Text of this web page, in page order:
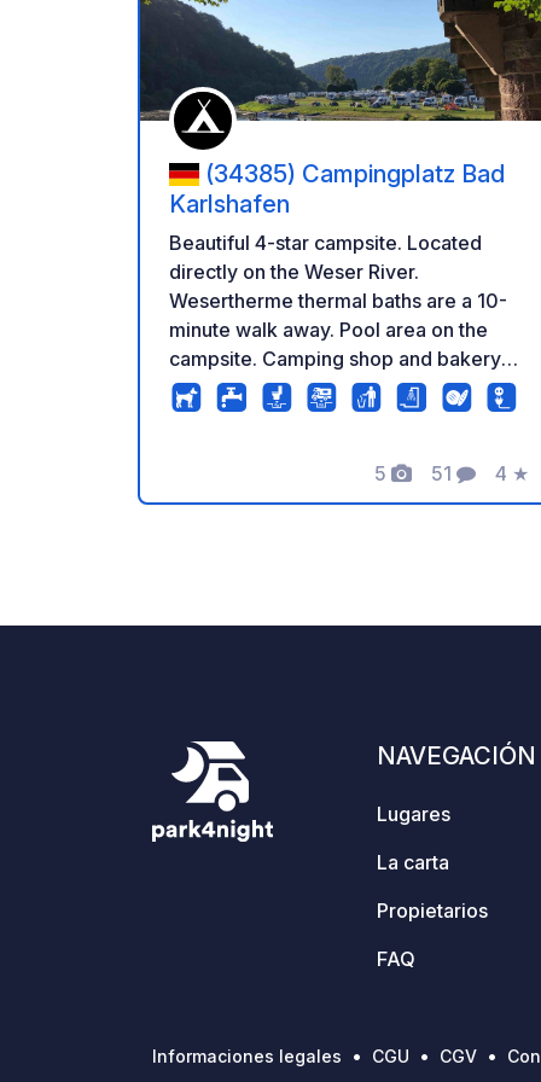
(34385) Campingplatz Bad
Karlshafen
Beautiful 4-star campsite. Located
directly on the Weser River.
Wesertherme thermal baths are a 10-
minute walk away. Pool area on the
campsite. Camping shop and bakery
directly on site. Book your stay online
directly through our website.
5
Fotos
51
Comentarios
4 ★
NAVEGACIÓN
Lugares
La carta
Propietarios
FAQ
Informaciones legales CGU CGV